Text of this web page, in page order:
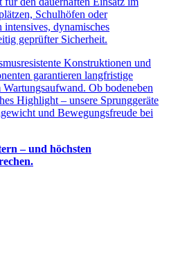
Schulhöfen oder
intensives, dynamisches
geprüfter Sicherheit.
Konstruktionen und
garantieren langfristige
Ob bodeneben
Highlight – unsere Sprunggeräte
und Bewegungsfreude bei
– und höchsten